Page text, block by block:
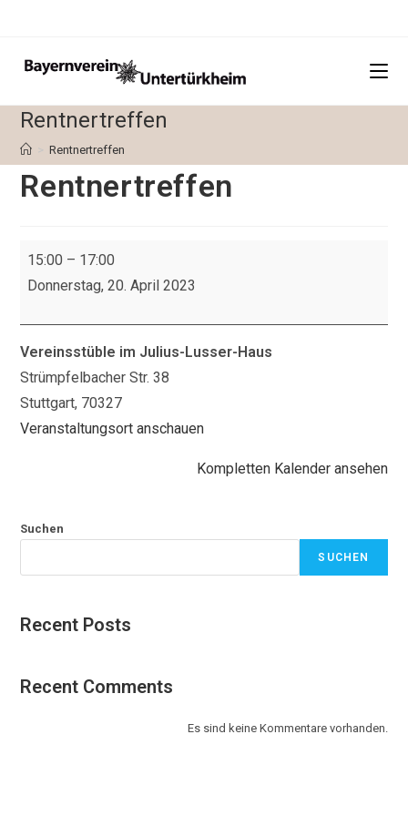
Rentnertreffen
> Rentnertreffen
Rentnertreffen
15:00 – 17:00
Donnerstag, 20. April 2023
Vereinsstüble im Julius-Lusser-Haus
Strümpfelbacher Str. 38
Stuttgart, 70327
Veranstaltungsort anschauen
Kompletten Kalender ansehen
Suchen
SUCHEN
Recent Posts
Recent Comments
Es sind keine Kommentare vorhanden.